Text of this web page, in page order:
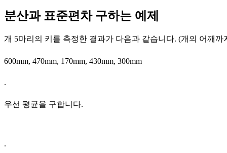
분산과 표준편차 구하는 예제
개 5마리의 키를 측정한 결과가 다음과 같습니다. (개의 어깨
600mm, 470mm, 170mm, 430mm, 300mm
.
우선 평균을 구합니다.
.